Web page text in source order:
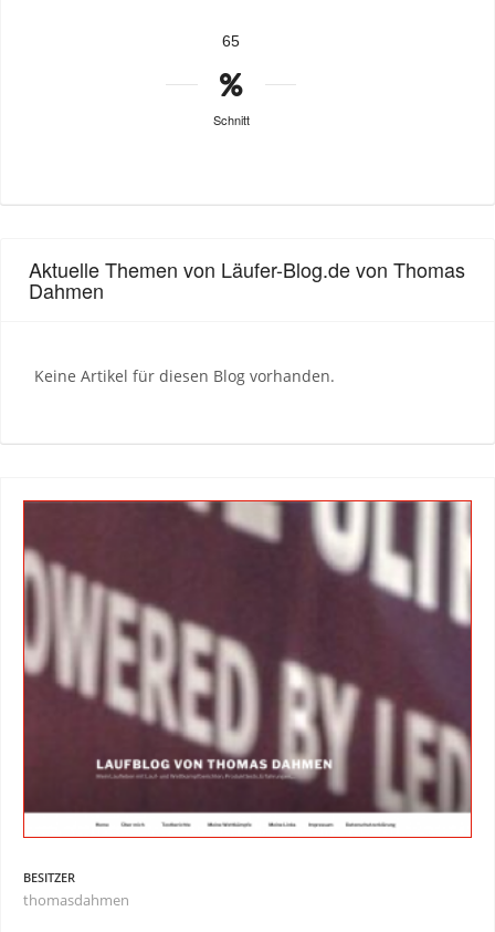
65
Schnitt
Aktuelle Themen von Läufer-Blog.de von Thomas
Dahmen
Keine Artikel für diesen Blog vorhanden.
BESITZER
thomasdahmen